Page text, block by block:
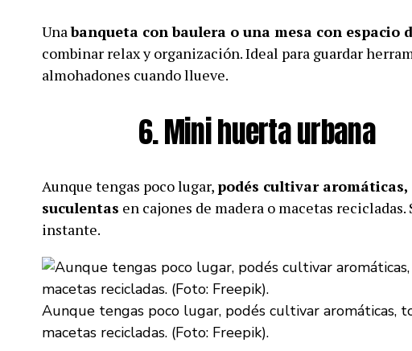
Unabanqueta con baulera o una mesa con espacio
combinar relax y organización. Ideal para guardar
almohadones cuando llueve.
6. Mini huerta urbana
Aunque tengas poco lugar,podés cultivar
suculentas en cajones de madera o macetas recicladas.
instante.
Aunque tengas poco lugar, podés cultivar aromáticas,
macetas recicladas. (Foto: Freepik).